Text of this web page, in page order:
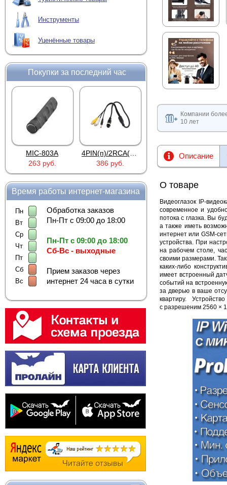
Инструменты
Уценённые товары
Покупки за последний час
4PIN(п)/2RCA(м)+DJK-11(п)
4PIN(п)/2RCA(п)+DJK-11(п)
386 руб.
Время работы интернет-магазина
Пн
Вт
Ср
Чт
Пт
Сб
Вс
Обработка заказов
Пн-Пт с 09:00 до 18:00
Пн-Пт с 09:00 до 18:00
Сб-Вс - выходные
Прием заказов через
интернет 24 часа в сутки
Компании
10 лет
Описание
О товаре
Видеоглазок
IP-
современное и
потока с глазка. Вы
а также иметь
интернет или GSM-
устройства. При
на рабочем столе,
своими размерами.
каких-либо
имеет встроенный
событий на
за дверью в ваше
квартиру.
с разрешеним 2560 ×